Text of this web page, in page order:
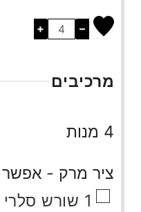
–
+
מרכיבים
4 מנות
ציר מרק -
▢
1 שורש סלרי